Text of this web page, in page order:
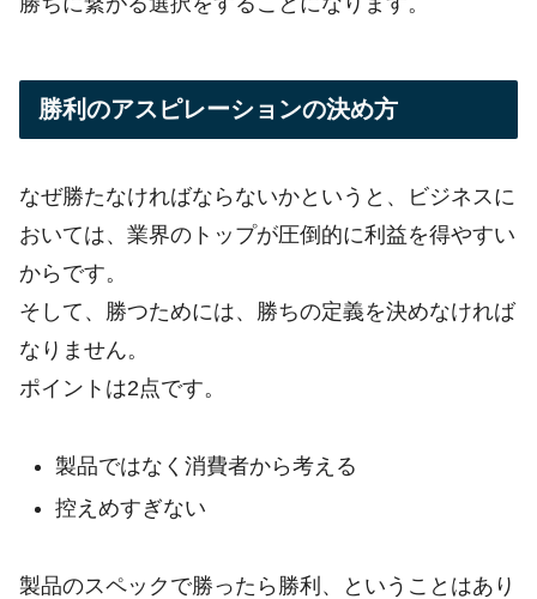
勝利のアスピレーションの決め方
なぜ勝たなければならないかというと、ビジネスに
おいては、業界のトップが圧倒的に利益を得やすい
からです。
そして、勝つためには、勝ちの定義を決めなければ
なりません。
ポイントは2点です。
製品ではなく消費者から考える
控えめすぎない
製品のスペックで勝ったら勝利、ということはあり